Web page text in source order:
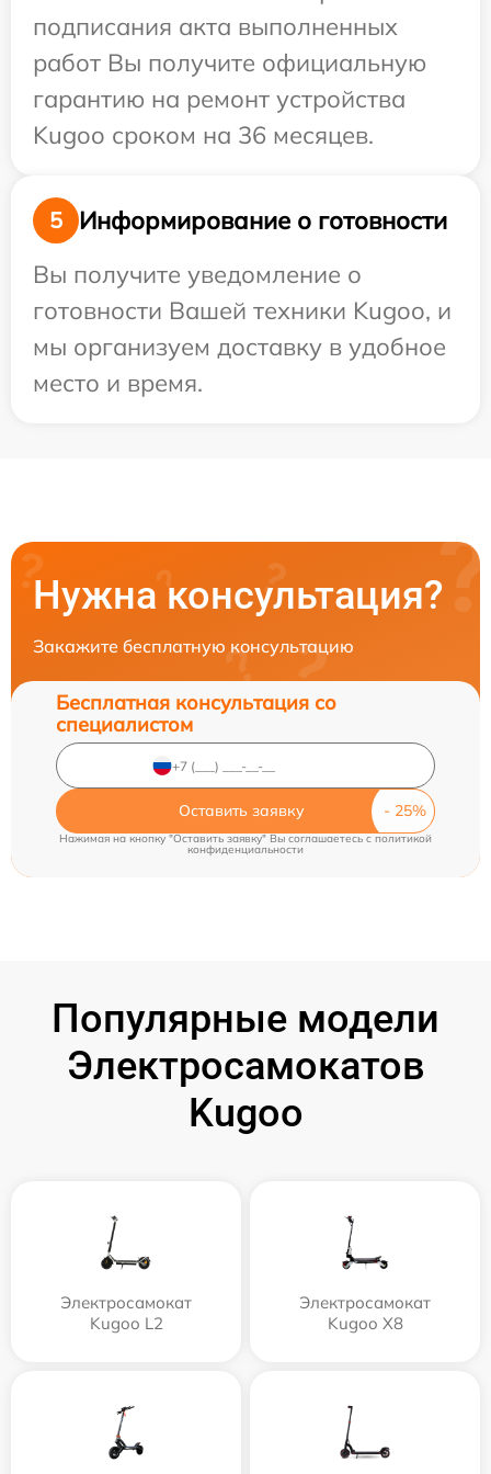
подписания акта выполненных
работ Вы получите официальную
гарантию на ремонт устройства
Kugoo сроком на 36 месяцев.
5
Информирование о готовности
Вы получите уведомление о
готовности Вашей техники Kugoo, и
мы организуем доставку в удобное
место и время.
Нужна консультация?
Закажите бесплатную консультацию
Бесплатная консультация со
специалистом
Оставить заявку
Нажимая на кнопку "Оставить заявку" Вы соглашаетесь c политикой
конфиденциальности
Популярные модели
Электросамокатов
Kugoo
Электросамокат
Kugoo L2
Электросамокат
Kugoo X8